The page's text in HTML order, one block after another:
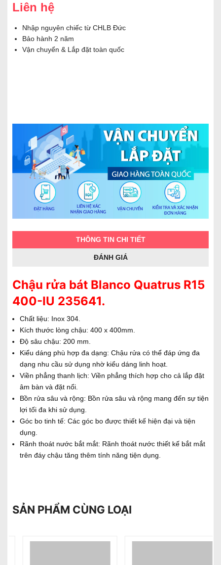
Liên hệ
Nhập nguyên chiếc từ CHLB Đức
Bảo hành 2 năm
Vận chuyển & Lắp đặt toàn quốc
THÔNG TIN CHI TIẾT
ĐÁNH GIÁ
Chậu rửa bát Blanco Quatrus R15
400-IU 235641.
Chất liệu: Inox 304.
Kích thước lòng chậu: 400 x 400mm.
Độ sâu chậu: 200 mm.
Kiểu dáng phù hợp đa dạng: Chậu rửa có thể đáp ứng đa
dạng nhu cầu sử dụng nhờ kiểu dáng linh hoạt.
Viền phẳng thanh lịch: Viền phẳng thích hợp cho cả lắp đặt
âm bàn và đặt nổi.
Bồn rửa sâu và rộng: Bồn rửa sâu và rộng mang đến sự tiện
lợi tối đa khi sử dụng.
Góc bo tinh tế: Các góc bo được thiết kế hiện đại và tiện
dụng.
Rãnh thoát nước bắt mắt: Rãnh thoát nước thiết kế bắt mắt
trên đáy chậu tăng thêm tính năng tiện dụng.
SẢN PHẨM CÙNG LOẠI